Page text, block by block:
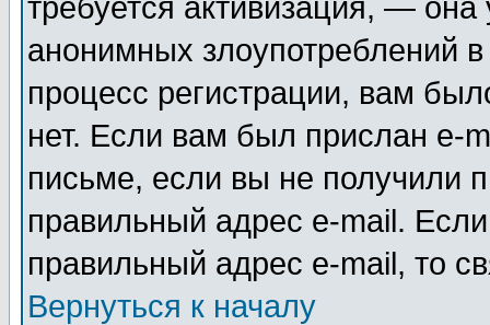
требуется активизация, —
анонимных злоупотреблений
процесс регистрации, вам
нет. Если вам был прислан e-
письме, если вы не получили
правильный адрес e-mail.
правильный адрес e-mail, то
Вернуться к началу